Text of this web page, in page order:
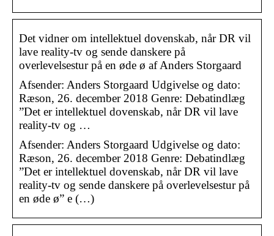
Det vidner om intellektuel dovenskab, når DR vil
lave reality-tv og sende danskere på
overlevelsestur på en øde ø af Anders Storgaard
Afsender: Anders Storgaard Udgivelse og dato:
Ræson, 26. december 2018 Genre: Debatindlæg
”Det er intellektuel dovenskab, når DR vil lave
reality-tv og …
Afsender: Anders Storgaard Udgivelse og dato:
Ræson, 26. december 2018 Genre: Debatindlæg
”Det er intellektuel dovenskab, når DR vil lave
reality-tv og sende danskere på overlevelsestur på
en øde ø” e (…)